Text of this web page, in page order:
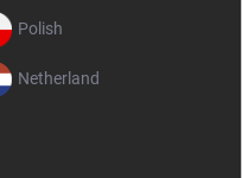
Polish
Netherland